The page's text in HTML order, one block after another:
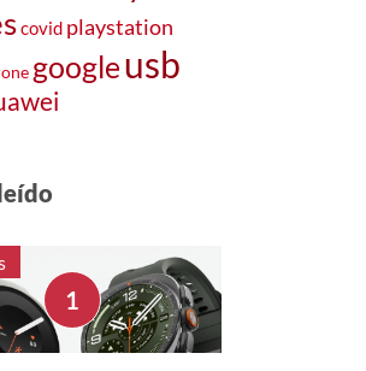
covid playstation
googleusb